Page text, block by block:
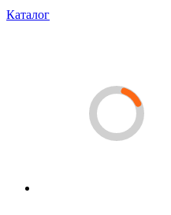
Каталог